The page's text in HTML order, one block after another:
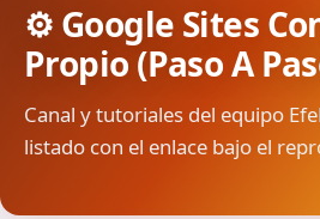
⚙️ Google Sites
Propio (Paso A
Canal y tutoriales del equipo
listado con el enlace bajo el